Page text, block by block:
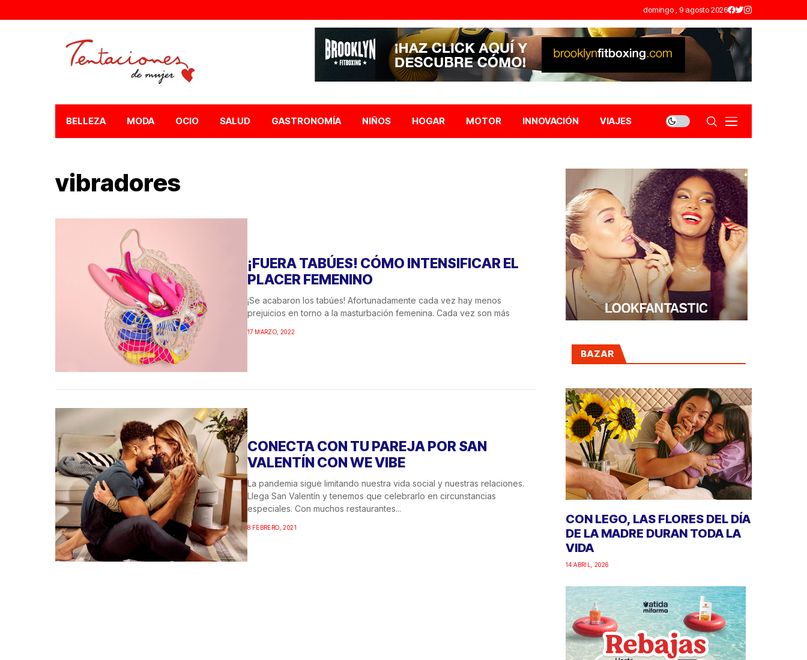
domingo , 9 agosto 2026
BELLEZA MODA OCIO SALUD GASTRONOMÍA NIÑOS HOGAR MOTOR INNOVACIÓN VIAJES
vibradores
¡FUERA TABÚES! CÓMO INTENSIFICAR EL
PLACER FEMENINO
¡Se acabaron los tabúes! Afortunadamente cada vez hay menos
prejuicios en torno a la masturbación femenina. Cada vez son más
17 MARZO, 2022
CONECTA CON TU PAREJA POR SAN
VALENTÍN CON WE VIBE
La pandemia sigue limitando nuestra vida social y nuestras relaciones.
Llega San Valentín y tenemos que celebrarlo en circunstancias
especiales. Con muchos restaurantes...
8 FEBRERO, 2021
BAZAR
CON LEGO, LAS FLORES DEL DÍA
DE LA MADRE DURAN TODA LA
VIDA
14 ABRIL, 2026